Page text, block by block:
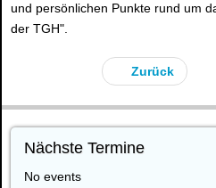
und persönlichen Punkte rund um
der TGH".
Zurück
Nächste Termine
No events